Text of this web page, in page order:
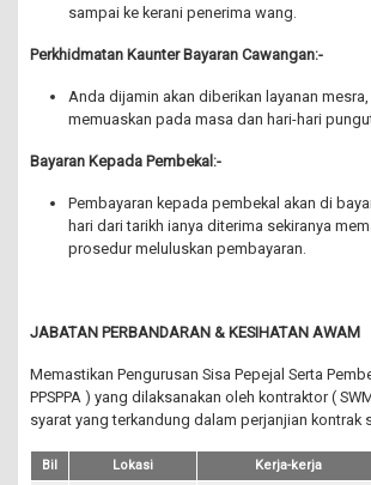
sampai ke kerani penerima wang.
Perkhidmatan Kaunter Bayaran Cawangan:-
Anda dijamin akan diberikan layanan
memuaskan pada masa dan hari-hari
Bayaran Kepada Pembekal:-
Pembayaran kepada pembekal akan di
hari dari tarikh ianya diterima sekiranya
prosedur meluluskan pembayaran.
JABATAN PERBANDARAN & KESIHATAN AWAM
Memastikan Pengurusan Sisa Pepejal Serta
PPSPPA ) yang dilaksanakan oleh kontraktor (
syarat yang terkandung dalam perjanjian kontrak
Bil Lokasi Kerja-kerja